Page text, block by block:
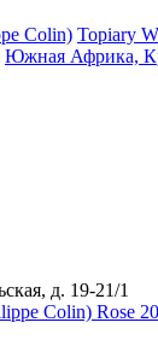
Colin) Topiary
Южная Африка,
д. 19-21/1